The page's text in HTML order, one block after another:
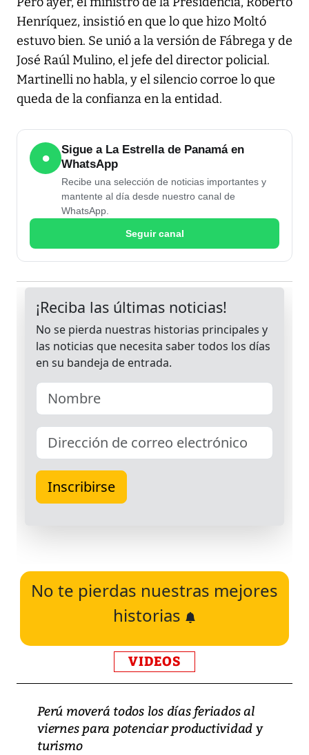
Henríquez, insistió en que lo que hizo Moltó
estuvo bien. Se unió a la versión de Fábrega y de
José Raúl Mulino, el jefe del director policial.
Martinelli no habla, y el silencio corroe lo que
queda de la confianza en la entidad.
●
Sigue a La Estrella de Panamá en
WhatsApp
Recibe una selección de noticias importantes y
mantente al día desde nuestro canal de
WhatsApp.
Seguir canal
No te pierdas nuestras mejores
historias
VIDEOS
Perú moverá todos los días feriados al
viernes para potenciar productividad y
turismo